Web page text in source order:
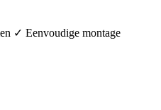
✓ Eenvoudige montage